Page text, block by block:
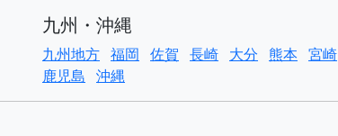
九州・沖縄
九州地方 福岡 佐賀 長崎 大分 熊本 宮崎
鹿児島 沖縄